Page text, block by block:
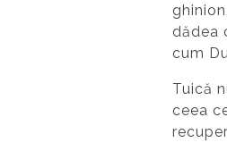
dădea
cum
Tuică
ceea